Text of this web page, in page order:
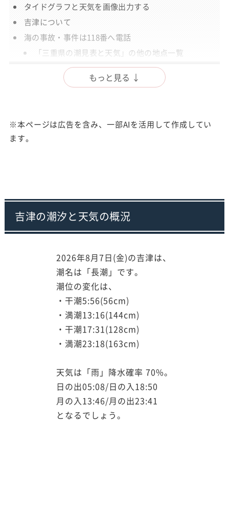
タイドグラフと天気を画像出力する
吉津について
海の事故・事件は118番へ電話
「三重県の潮見表と天気」の他の地点一覧
もっと見る ↓
※本ページは広告を含み、一部AIを活用して作成してい
ます。
吉津の潮汐と天気の概況
2026年8月7日(金)の吉津は、
潮名は「長潮」です。
潮位の変化は、
・干潮5:56(56cm)
・満潮13:16(144cm)
・干潮17:31(128cm)
・満潮23:18(163cm)
天気は「雨」降水確率 70%。
日の出05:08/日の入18:50
月の入13:46/月の出23:41
となるでしょう。